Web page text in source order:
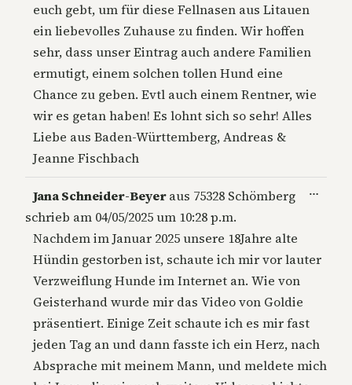
euch gebt, um für diese Fellnasen aus Litauen
ein liebevolles Zuhause zu finden. Wir hoffen
sehr, dass unser Eintrag auch andere Familien
ermutigt, einem solchen tollen Hund eine
Chance zu geben. Evtl auch einem Rentner, wie
wir es getan haben! Es lohnt sich so sehr! Alles
Liebe aus Baden-Württemberg, Andreas &
Jeanne Fischbach
Jana Schneider-Beyeraus 75328 Schömberg
schrieb am 04/05/2025um 10:28 p.m.
Nachdem im Januar 2025 unsere 18Jahre alte
Hündin gestorben ist, schaute ich mir vor lauter
Verzweiflung Hunde im Internet an. Wie von
Geisterhand wurde mir das Video von Goldie
präsentiert. Einige Zeit schaute ich es mir fast
jeden Tag an und dann fasste ich ein Herz, nach
Absprache mit meinem Mann, und meldete mich
…